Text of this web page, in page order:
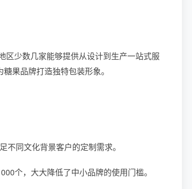
区少数几家能够提供从设计到生产一站式服
果品牌打造独特包装形象。
同文化背景客户的定制需求。
个，大大降低了中小品牌的使用门槛。